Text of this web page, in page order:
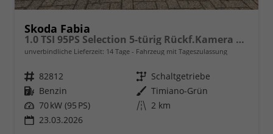
Skoda Fabia
1.0 TSI 95PS Selection 5-türig Rückf.Kamera Parksensoren Sitzheizung Multifunktionslenkrad Klima Skoda-Radio Bluetooth Touchscreen Tempomat Nebelsch. Apple CarPlay + Android Auto
unverbindliche Lieferzeit: 14 Tage Fahrzeug mit Tageszulassung
Fahrzeugnr. 82812 Getriebe Schaltgetriebe
Kraftstoff Benzin Außenfarbe Timiano-Grün
Leistung 70 kW (95 PS) Kilometerstand 2 km
23.03.2026